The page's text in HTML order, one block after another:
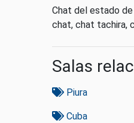
Chat del estado
chat, chat tachira,
Salas
Piura
Cuba